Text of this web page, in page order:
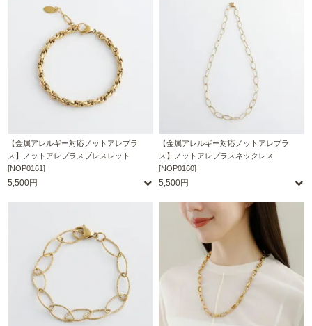
【金属アレルギー対応ノットアレプラ
ス】ノットアレプラスブレスレット
[NOP0161]
5,500円
【金属アレルギー対応ノットアレプラ
ス】ノットアレプラスネックレス
[NOP0160]
5,500円